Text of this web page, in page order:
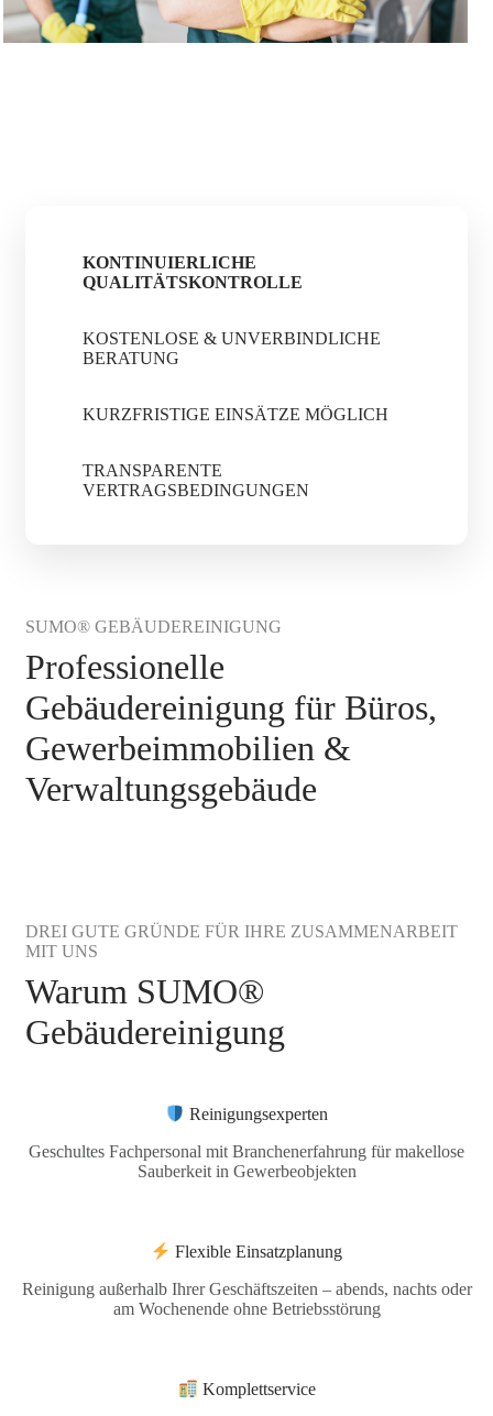
KONTINUIERLICHE
QUALITÄTSKONTROLLE
KOSTENLOSE & UNVERBINDLICHE
BERATUNG
KURZFRISTIGE EINSÄTZE MÖGLICH
TRANSPARENTE
VERTRAGSBEDINGUNGEN
SUMO® GEBÄUDEREINIGUNG
Professionelle
Gebäudereinigung für Büros,
Gewerbeimmobilien &
Verwaltungsgebäude
DREI GUTE GRÜNDE FÜR IHRE ZUSAMMENARBEIT
MIT UNS
Warum SUMO®
Gebäudereinigung
Reinigungsexperten
Geschultes Fachpersonal mit Branchenerfahrung für makellose
Sauberkeit in Gewerbeobjekten
Flexible Einsatzplanung
Reinigung außerhalb Ihrer Geschäftszeiten – abends, nachts oder
am Wochenende ohne Betriebsstörung
Komplettservice